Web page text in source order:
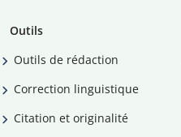
Outils
Outils de rédaction
Correction linguistique
Citation et originalité